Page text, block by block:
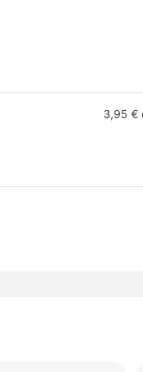
3,95 €